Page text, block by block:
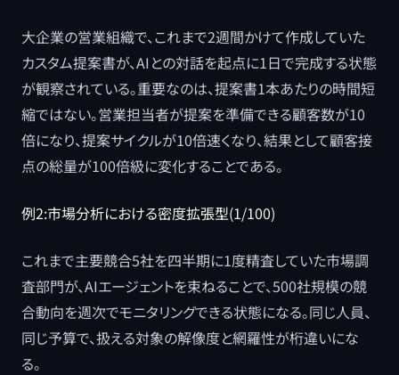
大企業の営業組織で、これまで2週間かけて作成していた
カスタム提案書が、AIとの対話を起点に1日で完成する状態
が観察されている。重要なのは、提案書1本あたりの時間短
縮ではない。営業担当者が提案を準備できる顧客数が10
倍になり、提案サイクルが10倍速くなり、結果として顧客接
点の総量が100倍級に変化することである。
例2:市場分析における密度拡張型(1/100)
これまで主要競合5社を四半期に1度精査していた市場調
査部門が、AIエージェントを束ねることで、500社規模の競
合動向を週次でモニタリングできる状態になる。同じ人員、
同じ予算で、扱える対象の解像度と網羅性が桁違いにな
る。